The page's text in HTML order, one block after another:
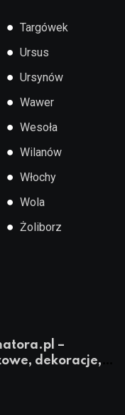
● Targówek
● Ursus
● Ursynów
● Wawer
● Wesoła
● Wilanów
● Włochy
● Wola
● Żoliborz
–
dekoracje,
dla animatorów